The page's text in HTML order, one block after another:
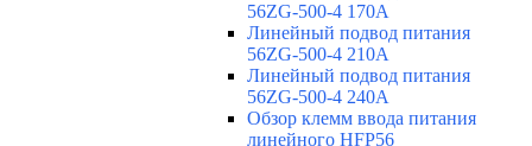
56ZG-500-4 170A
Линейный подвод питания
56ZG-500-4 210A
Линейный подвод питания
56ZG-500-4 240A
Обзор клемм ввода питания
линейного HFP56